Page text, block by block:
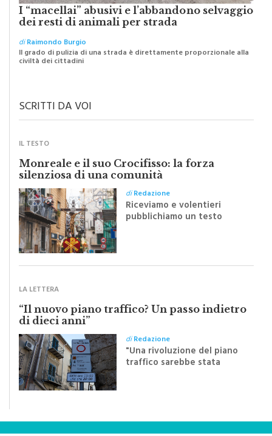
dei resti di animali per strada
diRaimondo Burgio
Il grado di pulizia di una strada è direttamente proporzionale alla
civiltà dei cittadini
Monreale e il suo Crocifisso: la forza
silenziosa di una comunità
diRedazione
Riceviamo e volentieri
pubblichiamo un testo
inviato dalla scrittrice
monrealese Mariella
“Il nuovo piano traffico? Un passo indietro
di dieci anni”
"Una rivoluzione del piano
traffico sarebbe stata
efficace se preceduta da
una rivoluzione culturale"